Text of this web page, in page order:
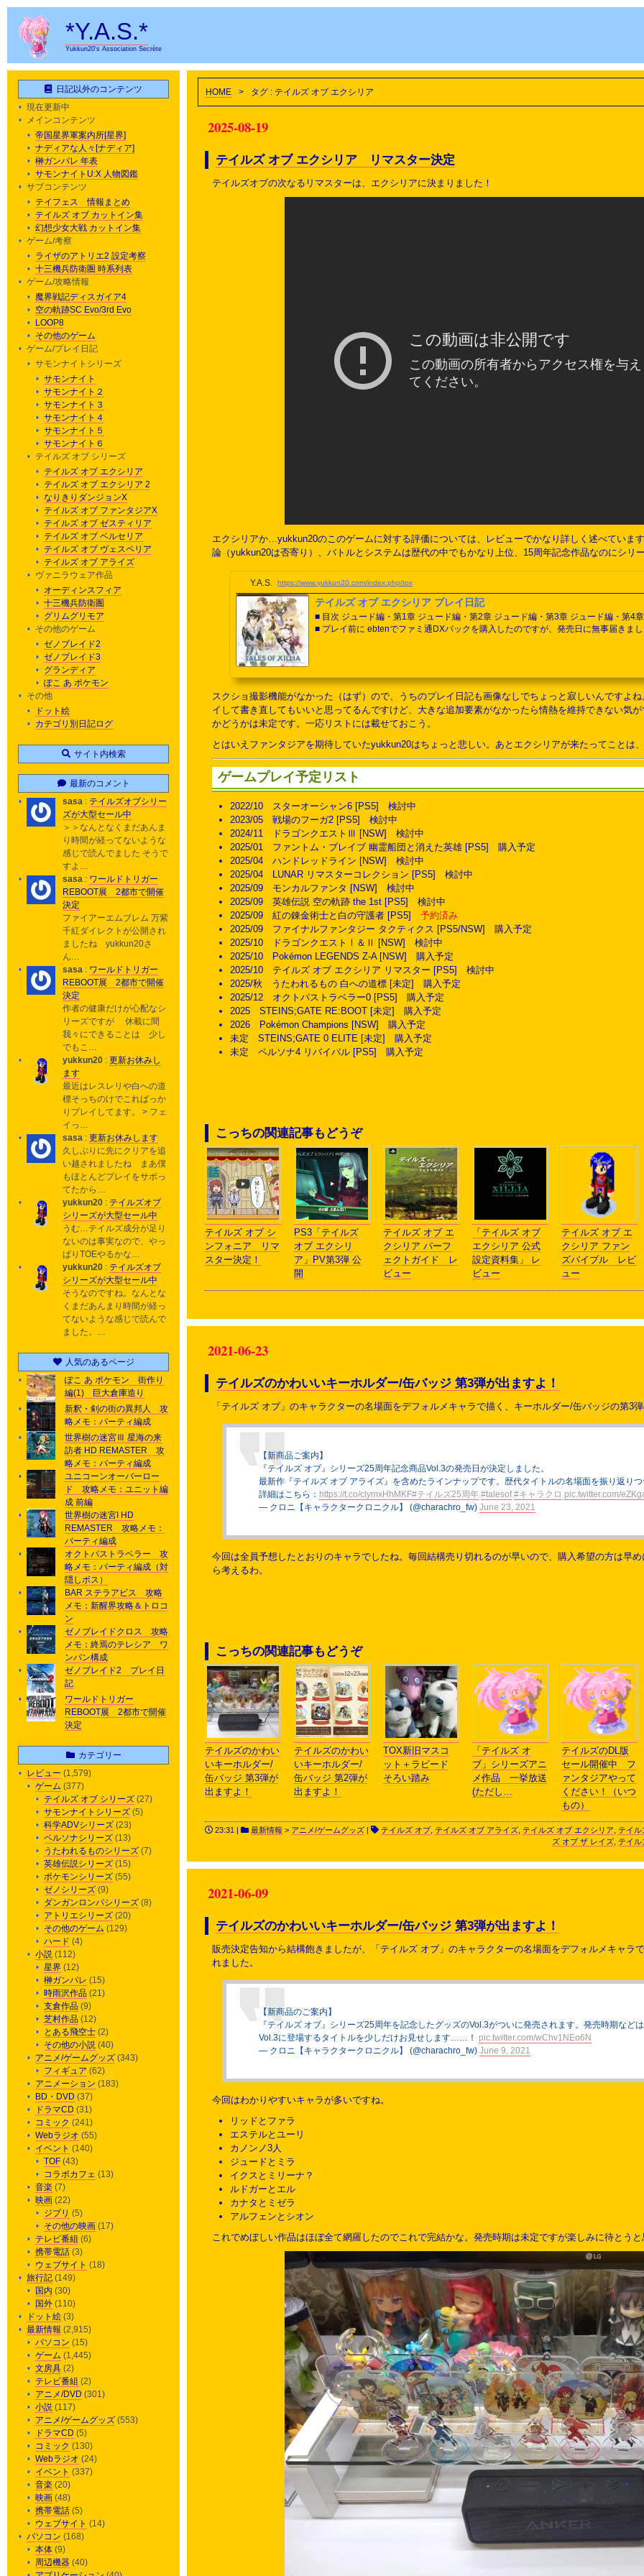
*Y.A.S.*
Yukkun20's Association Secrète
HOME > タグ : テイルズ オブ エクシリア
2025-08-19
テイルズ オブ エクシリア リマスター決定
テイルズオブの次なるリマスターは、エクシリアに決まりました！
エクシリアか…yukkun20のこのゲームに対する評価については、レビューでかなり詳しく述べていま
論（yukkun20は否寄り）、バトルとシステムは歴代の中でもかなり上位、15周年記念作品なのにシリ
Y.A.S. https://www.yukkun20.com/index.php/tox
テイルズ オブ エクシリア プレイ日記
■ 目次 ジュード編・第1章 ジュード編・第2章 ジュード編・第3章 ジュード編・第4
■ プレイ前に ebtenでファミ通DXパックを購入したのですが、発売日に無事届き
スクショ撮影機能がなかった（はず）ので、うちのプレイ日記も画像なしでちょっと寂しいんですよ
イして書き直してもいいと思ってるんですけど、大きな追加要素がなかったら情熱を維持できない気
かどうかは未定です。一応リストには載せておこう。
とはいえファンタジアを期待していたyukkun20はちょっと悲しい。あとエクシリアが来たってことは
ゲームプレイ予定リスト
2022/10 スターオーシャン6 [PS5] 検討中
2023/05 戦場のフーガ2 [PS5] 検討中
2024/11 ドラゴンクエストⅢ [NSW] 検討中
2025/01 ファントム・ブレイブ 幽霊船団と消えた英雄 [PS5] 購入予定
2025/04 ハンドレッドライン [NSW] 検討中
2025/04 LUNAR リマスターコレクション [PS5] 検討中
2025/09 モンカルファンタ [NSW] 検討中
2025/09 英雄伝説 空の軌跡 the 1st [PS5] 検討中
2025/09 紅の錬金術士と白の守護者 [PS5] 予約済み
2025/09 ファイナルファンタジー タクティクス [PS5/NSW] 購入予定
2025/10 ドラゴンクエストⅠ＆Ⅱ [NSW] 検討中
2025/10 Pokémon LEGENDS Z-A [NSW] 購入予定
2025/10 テイルズ オブ エクシリア リマスター [PS5] 検討中
2025/秋 うたわれるもの 白への道標 [未定] 購入予定
2025/12 オクトパストラベラー0 [PS5] 購入予定
2025 STEINS;GATE RE:BOOT [未定] 購入予定
2026 Pokémon Champions [NSW] 購入予定
未定 STEINS;GATE 0 ELITE [未定] 購入予定
未定 ペルソナ4 リバイバル [PS5] 購入予定
こっちの関連記事もどうぞ
テイルズ オブ シ
ンフォニア リマ
スター決定！
PS3「テイルズ
オブ エクシリ
ア」PV第3弾 公
開
テイルズ オブ エ
クシリア パーフ
ェクトガイド レ
ビュー
「テイルズ オブ
エクシリア 公式
設定資料集」 レ
ビュー
テイルズ オブ エ
クシリア ファン
ズバイブル レビ
ュー
2021-06-23
テイルズのかわいいキーホルダー/缶バッジ 第3弾が出ますよ！
「テイルズ オブ」のキャラクターの名場面をデフォルメキャラで描く、キーホルダー/缶バッジの第3
【新商品ご案内】
『テイルズ オブ』シリーズ25周年記念商品Vol.3の発売日が決定しました。
最新作『テイルズ オブ アライズ』を含めたラインナップです。歴代タイトルの名場面を振り返りつ
詳細はこちら： https://t.co/clymxHhMKF#テイルズ25周年 #talesof #キャラクロ pic.twitter.com/
— クロニ【キャラクタークロニクル】 (@charachro_fw) June 23, 2021
今回は全員予想したとおりのキャラでしたね。毎回結構売り切れるのが早いので、購入希望の方は早
ら考えるわ。
こっちの関連記事もどうぞ
テイルズのかわい
いキーホルダー/
缶バッジ 第3弾が
出ますよ！
テイルズのかわい
いキーホルダー/
缶バッジ 第2弾が
出ますよ！
TOX新旧マスコ
ット＋ラピード
そろい踏み
「テイルズ オ
ブ」シリーズアニ
メ作品 一挙放送
(ただし…
テイルズのDL版
セール開催中 フ
ァンタジアやって
ください！（いつ
もの）
23:31 | 最新情報 > アニメ/ゲームグッズ | テイルズ オブ テイルズ オブ アライズ テイルズ オブ エクシリア テイル
ズ オブ ザ レイズ テイル
2021-06-09
テイルズのかわいいキーホルダー/缶バッジ 第3弾が出ますよ！
販売決定告知から結構飽きましたが、「テイルズ オブ」のキャラクターの名場面をデフォルメキャラ
れました。
【新商品のご案内】
『テイルズ オブ』シリーズ25周年を記念したグッズのVol.3がついに発売されます。発売時期など
Vol.3に登場するタイトルを少しだけお見せします……！ pic.twitter.com/wChv1NEo6N
— クロニ【キャラクタークロニクル】 (@charachro_fw) June 9, 2021
今回はわかりやすいキャラが多いですね。
リッドとファラ
エステルとユーリ
カノンノ3人
ジュードとミラ
イクスとミリーナ？
ルドガーとエル
カナタとミゼラ
アルフェンとシオン
これでめぼしい作品はほぼ全て網羅したのでこれで完結かな。発売時期は未定ですが楽しみに待とうと
日記以外のコンテンツ
現在更新中
メインコンテンツ
帝国星界軍案内所[星界]
ナディアな人々[ナディア]
榊ガンパレ 年表
サモンナイトU:X 人物図鑑
サブコンテンツ
テイフェス 情報まとめ
テイルズ オブ カットイン集
幻想少女大戦 カットイン集
ゲーム/考察
ライザのアトリエ2 設定考察
十三機兵防衛圏 時系列表
ゲーム/攻略情報
魔界戦記ディスガイア4
空の軌跡SC Evo/3rd Evo
LOOP8
その他のゲーム
ゲーム/プレイ日記
サモンナイトシリーズ
サモンナイト
サモンナイト２
サモンナイト３
サモンナイト４
サモンナイト５
サモンナイト６
テイルズ オブ シリーズ
テイルズ オブ エクシリア
テイルズ オブ エクシリア 2
なりきりダンジョンX
テイルズ オブ ファンタジアX
テイルズ オブ ゼスティリア
テイルズ オブ ベルセリア
テイルズ オブ ヴェスペリア
テイルズ オブ アライズ
ヴァニラウェア作品
オーディンスフィア
十三機兵防衛圏
グリムグリモア
その他のゲーム
ゼノブレイド2
ゼノブレイド3
グランディア
ぽこ あ ポケモン
その他
ドット絵
カテゴリ別日記ログ
サイト内検索
最新のコメント
sasa : テイルズオブシリー
ズが大型セール中
＞＞なんとなくまだあんま
り時間が経ってないような
感じで読んでました そうで
すよ…
sasa : ワールドトリガー
REBOOT展 2都市で開催
決定
ファイアーエムブレム 万紫
千紅ダイレクトが公開され
ましたね yukkun20さ
ん…
sasa : ワールドトリガー
REBOOT展 2都市で開催
決定
作者の健康だけが心配なシ
リーズですが 休載に間
我々にできることは 少し
でもこ…
yukkun20 : 更新お休みし
ます
最近はレスレリや白への道
標そっちのけでこればっか
りプレイしてます。 > フェ
イっ…
sasa : 更新お休みします
久しぶりに先にクリアを追
い越されましたね まあ僕
もほとんどプレイをサボっ
てたから…
yukkun20 : テイルズオブ
シリーズが大型セール中
うむ…テイルズ成分が足り
ないのは事実なので、やっ
ぱりTOEやるかな…
yukkun20 : テイルズオブ
シリーズが大型セール中
そうなのですね。なんとな
くまだあんまり時間が経っ
てないような感じで読んで
ました。…
人気のあるページ
ぽこ あ ポケモン 街作り
編(1) 巨大倉庫造り
新釈・剣の街の異邦人 攻
略メモ：パーティ編成
世界樹の迷宮Ⅲ 星海の来
訪者 HD REMASTER 攻
略メモ：パーティ編成
ユニコーンオーバーロー
ド 攻略メモ：ユニット編
成 前編
世界樹の迷宮I HD
REMASTER 攻略メモ：
パーティ編成
オクトパストラベラー 攻
略メモ：パーティ編成（対
隠しボス）
BAR ステラアビス 攻略
メモ：新醒界攻略＆トロコ
ン
ゼノブレイドクロス 攻略
メモ：終焉のテレシア ワ
ンパン構成
ゼノブレイド2 プレイ日
記
ワールドトリガー
REBOOT展 2都市で開催
決定
カテゴリー
レビュー (1,579)
ゲーム (377)
テイルズ オブ シリーズ (27)
サモンナイトシリーズ (5)
科学ADVシリーズ (23)
ペルソナシリーズ (13)
うたわれるものシリーズ (7)
英雄伝説シリーズ (15)
ポケモンシリーズ (55)
ゼノシリーズ (9)
ダンガンロンパシリーズ (8)
アトリエシリーズ (20)
その他のゲーム (129)
ハード (4)
小説 (112)
星界 (12)
榊ガンパレ (15)
時雨沢作品 (21)
支倉作品 (9)
芝村作品 (12)
とある飛空士 (2)
その他の小説 (40)
アニメ/ゲームグッズ (343)
フィギュア (62)
アニメーション (183)
BD・DVD (37)
ドラマCD (31)
コミック (241)
Webラジオ (55)
イベント (140)
TOF (43)
コラボカフェ (13)
音楽 (7)
映画 (22)
ジブリ (5)
その他の映画 (17)
テレビ番組 (6)
携帯電話 (3)
ウェブサイト (18)
旅行記 (149)
国内 (30)
国外 (110)
ドット絵 (3)
最新情報 (2,915)
パソコン (15)
ゲーム (1,445)
文房具 (2)
テレビ番組 (2)
アニメ/DVD (301)
小説 (117)
アニメ/ゲームグッズ (553)
ドラマCD (5)
コミック (130)
Webラジオ (24)
イベント (337)
音楽 (20)
映画 (48)
携帯電話 (5)
ウェブサイト (14)
パソコン (168)
本体 (9)
周辺機器 (40)